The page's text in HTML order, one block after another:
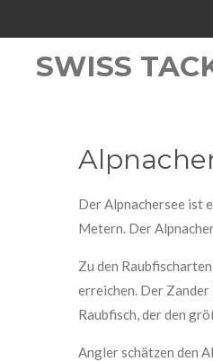
springen
SWISS
Der Alpnachersee ist
Metern. Der
Zu den
erreichen. Der Zander
Raubfisch, der den
Angler schätzen den